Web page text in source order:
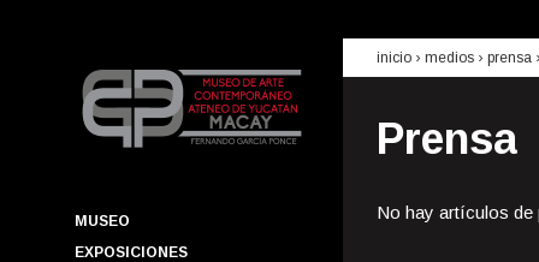
MUSEO
EXPOSICIONES
inicio › medios › prensa
Prensa
No hay artículos de